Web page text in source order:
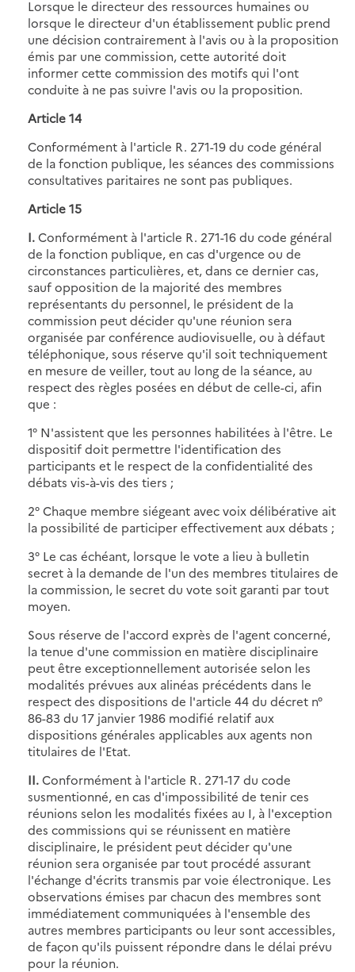
Lorsque le directeur des ressources humaines ou
lorsque le directeur d'un établissement public prend
une décision contrairement à l'avis ou à la proposition
émis par une commission, cette autorité doit
informer cette commission des motifs qui l'ont
conduite à ne pas suivre l'avis ou la proposition.
Article 14
Conformément à l'article R. 271-19 du code général
de la fonction publique, les séances des commissions
consultatives paritaires ne sont pas publiques.
Article 15
I.Conformément à l'article R. 271-16 du code général
de la fonction publique, en cas d'urgence ou de
circonstances particulières, et, dans ce dernier cas,
sauf opposition de la majorité des membres
représentants du personnel, le président de la
commission peut décider qu'une réunion sera
organisée par conférence audiovisuelle, ou à défaut
téléphonique, sous réserve qu'il soit techniquement
en mesure de veiller, tout au long de la séance, au
respect des règles posées en début de celle-ci, afin
que :
1° N'assistent que les personnes habilitées à l'être. Le
dispositif doit permettre l'identification des
participants et le respect de la confidentialité des
débats vis-à-vis des tiers ;
2° Chaque membre siégeant avec voix délibérative ait
la possibilité de participer effectivement aux débats ;
3° Le cas échéant, lorsque le vote a lieu à bulletin
secret à la demande de l'un des membres titulaires de
la commission, le secret du vote soit garanti par tout
moyen.
Sous réserve de l'accord exprès de l'agent concerné,
la tenue d'une commission en matière disciplinaire
peut être exceptionnellement autorisée selon les
modalités prévues aux alinéas précédents dans le
respect des dispositions de l'article 44 du décret n°
86-83 du 17 janvier 1986 modifié relatif aux
dispositions générales applicables aux agents non
titulaires de l'Etat.
II.Conformément à l'article R. 271-17 du code
susmentionné, en cas d'impossibilité de tenir ces
réunions selon les modalités fixées au I, à l'exception
des commissions qui se réunissent en matière
disciplinaire, le président peut décider qu'une
réunion sera organisée par tout procédé assurant
l'échange d'écrits transmis par voie électronique. Les
observations émises par chacun des membres sont
immédiatement communiquées à l'ensemble des
autres membres participants ou leur sont accessibles,
de façon qu'ils puissent répondre dans le délai prévu
pour la réunion.